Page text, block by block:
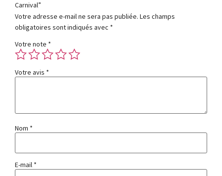
Carnival”
Votre adresse e-mail ne sera pas publiée. Les champs
obligatoires sont indiqués avec *
Votre note *
Votre avis *
Nom *
E-mail *